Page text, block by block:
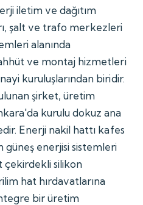
iletim ve dağıtım
şalt ve trafo merkezleri
alanında
ve montaj hizmetleri
kuruluşlarından biridir.
şirket, üretim
kurulu dokuz ana
Enerji nakil hattı kafes
enerjisi sistemleri
çekirdekli silikon
hat hırdavatlarına
bir üretim